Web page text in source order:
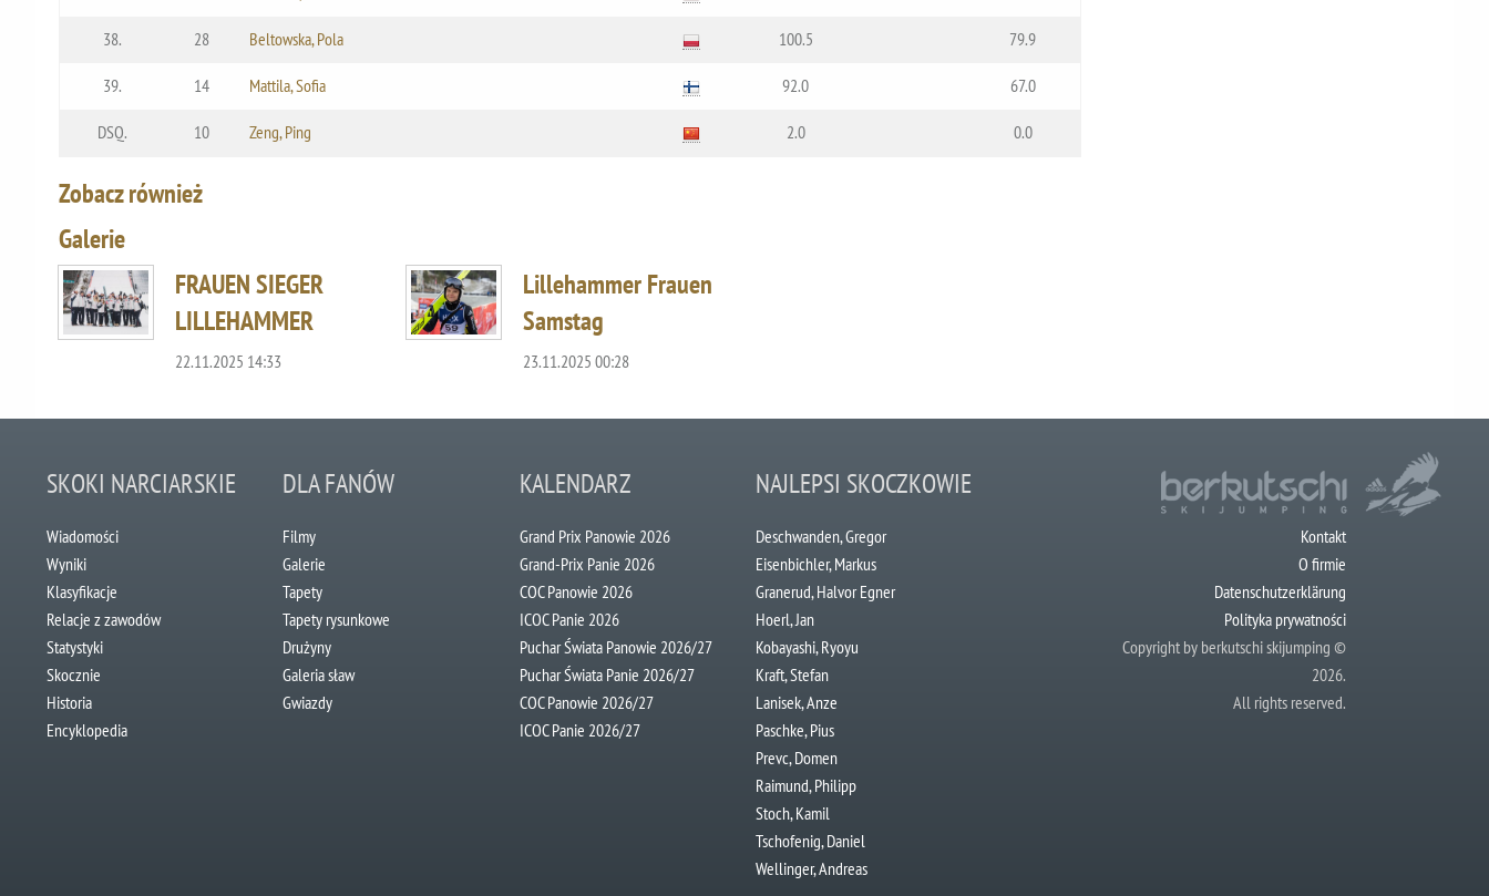
38. 28 Beltowska, Pola 100.5 79.9
39. 14 Mattila, Sofia 92.0 67.0
DSQ. 10 Zeng, Ping 2.0 0.0
Zobacz również
Galerie
FRAUEN SIEGER
LILLEHAMMER
22.11.2025 14:33
Lillehammer Frauen
Samstag
23.11.2025 00:28
SKOKI NARCIARSKIE
Wiadomości
Wyniki
Klasyfikacje
Relacje z zawodów
Statystyki
Skocznie
Historia
Encyklopedia
DLA FANÓW
Filmy
Galerie
Tapety
Tapety rysunkowe
Drużyny
Galeria sław
Gwiazdy
KALENDARZ
Grand Prix Panowie 2026
Grand-Prix Panie 2026
COC Panowie 2026
ICOC Panie 2026
Puchar Świata Panowie 2026/27
Puchar Świata Panie 2026/27
COC Panowie 2026/27
ICOC Panie 2026/27
NAJLEPSI SKOCZKOWIE
Deschwanden, Gregor
Eisenbichler, Markus
Granerud, Halvor Egner
Hoerl, Jan
Kobayashi, Ryoyu
Kraft, Stefan
Lanisek, Anze
Paschke, Pius
Prevc, Domen
Raimund, Philipp
Stoch, Kamil
Tschofenig, Daniel
Wellinger, Andreas
Kontakt
O firmie
Datenschutzerklärung
Polityka prywatności
Copyright by berkutschi skijumping ©
2026.
All rights reserved.